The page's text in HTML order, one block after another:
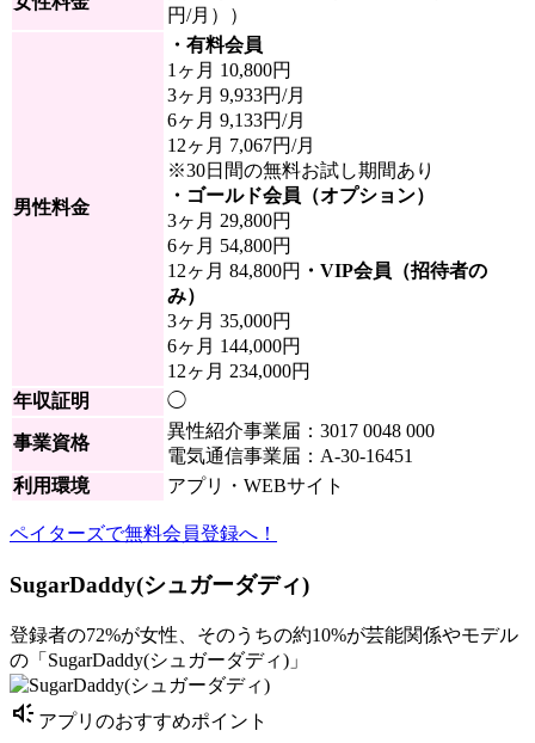
円/月））
男性料金
・有料会員
1ヶ月 10,800円
3ヶ月 9,933円/月
6ヶ月 9,133円/月
12ヶ月 7,067円/月
※30日間の無料お試し期間あり
・ゴールド会員（オプション）
3ヶ月 29,800円
6ヶ月 54,800円
12ヶ月 84,800円 ・VIP会員（招待者の
み）
3ヶ月 35,000円
6ヶ月 144,000円
12ヶ月 234,000円
年収証明
◯
事業資格
異性紹介事業届：3017 0048 000
電気通信事業届：A-30-16451
利用環境
アプリ・WEBサイト
ペイターズで無料会員登録へ！
SugarDaddy(シュガーダディ)
登録者の72%が女性、そのうちの約10%が芸能関係やモデル
の「SugarDaddy(シュガーダディ)」
brand_awareness アプリのおすすめポイント